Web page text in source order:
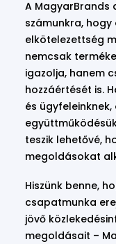
A MagyarBrands
számunkra,
elkötelezettség
nemcsak
igazolja, hanem
hozzáértését is.
és
teszik lehetővé,
megoldásokat
Hiszünk benne,
csapatmunka
jövő
megoldásait –